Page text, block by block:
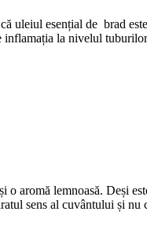
că uleiul esențial de brad
la nivelul
o aromă lemnoasă. Deși
sens al cuvântului și